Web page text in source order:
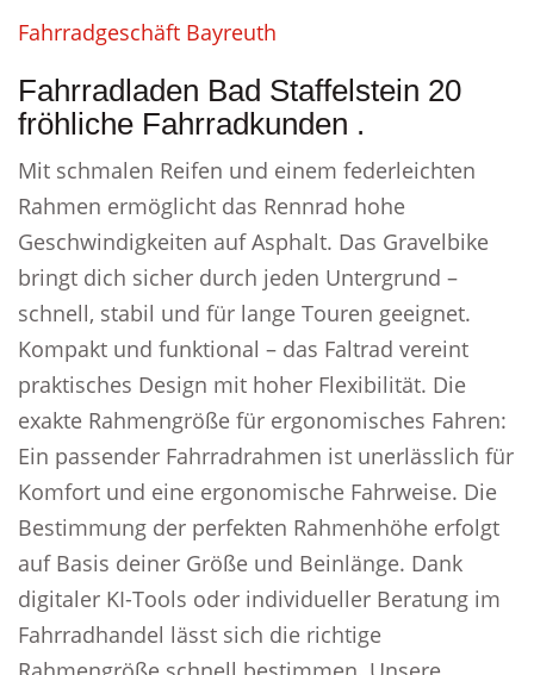
Fahrradgeschäft Bayreuth
Fahrradladen Bad Staffelstein 20
fröhliche Fahrradkunden .
Mit schmalen Reifen und einem federleichten
Rahmen ermöglicht das Rennrad hohe
Geschwindigkeiten auf Asphalt. Das Gravelbike
bringt dich sicher durch jeden Untergrund –
schnell, stabil und für lange Touren geeignet.
Kompakt und funktional – das Faltrad vereint
praktisches Design mit hoher Flexibilität. Die
exakte Rahmengröße für ergonomisches Fahren:
Ein passender Fahrradrahmen ist unerlässlich für
Komfort und eine ergonomische Fahrweise. Die
Bestimmung der perfekten Rahmenhöhe erfolgt
auf Basis deiner Größe und Beinlänge. Dank
digitaler KI-Tools oder individueller Beratung im
Fahrradhandel lässt sich die richtige